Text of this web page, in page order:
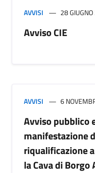
AVVISI 28
Avviso CIE
AVVISI 6
Avviso pubblico
manifestazione
riqualificazione
la Cava di Borgo